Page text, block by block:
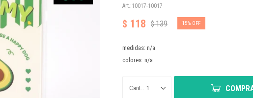
10017-10017
$ 118 $139 15
medidas: n/a
colores: n/a
1